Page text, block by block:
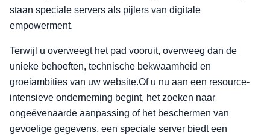
staan speciale servers als pijlers van digitale
empowerment.
Terwijl u overweegt het pad vooruit, overweeg dan de
unieke behoeften, technische bekwaamheid en
groeiambities van uw website.Of u nu aan een resource-
intensieve onderneming begint, het zoeken naar
ongeëvenaarde aanpassing of het beschermen van
gevoelige gegevens, een speciale server biedt een